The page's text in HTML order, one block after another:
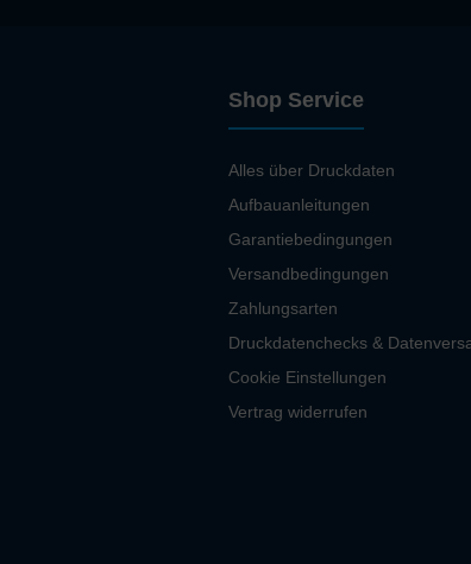
Shop Service
Alles über Druckdaten
Aufbauanleitungen
Garantiebedingungen
Versandbedingungen
Zahlungsarten
Druckdatenchecks &
Cookie Einstellungen
Vertrag widerrufen